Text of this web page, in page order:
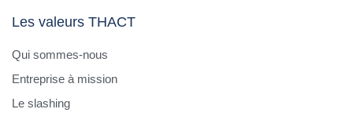
Les valeurs THACT
Qui sommes-nous
Entreprise à mission
Le slashing